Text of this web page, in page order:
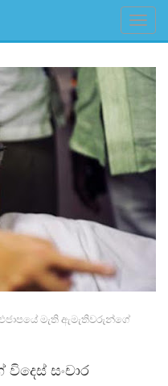
මැති ඇමැතිවරුන්ගේ
සංචාර